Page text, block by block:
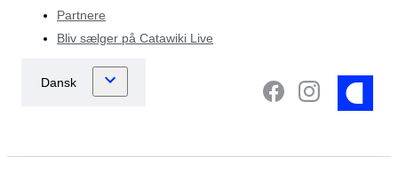
Partnere
Bliv sælger på Catawiki Live